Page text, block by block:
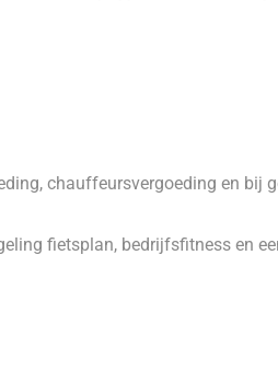
chauffeursvergoeding en bij
fietsplan, bedrijfsfitness en